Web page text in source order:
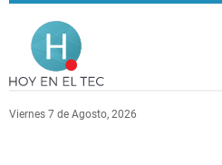
Pasar al contenido principal
Viernes 7 de Agosto, 2026